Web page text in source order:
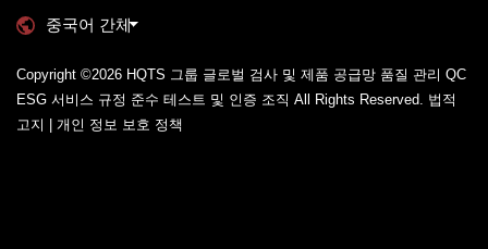
중국어 간체
Copyright ©2026 HQTS 그룹 글로벌 검사 및 제품 공급망 품질 관리 QC
ESG 서비스 규정 준수 테스트 및 인증 조직 All Rights Reserved. 법적
고지 | 개인 정보 보호 정책